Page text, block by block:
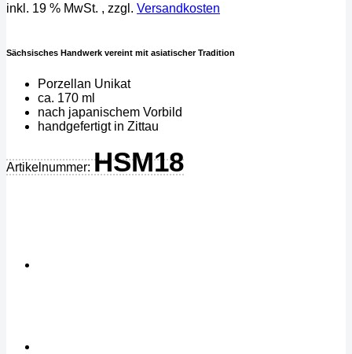
inkl. 19 % MwSt. , zzgl. Versandkosten
Sächsisches Handwerk vereint mit asiatischer Tradition
Porzellan Unikat
ca. 170 ml
nach japanischem Vorbild
handgefertigt in Zittau
Artikelnummer: HSM18